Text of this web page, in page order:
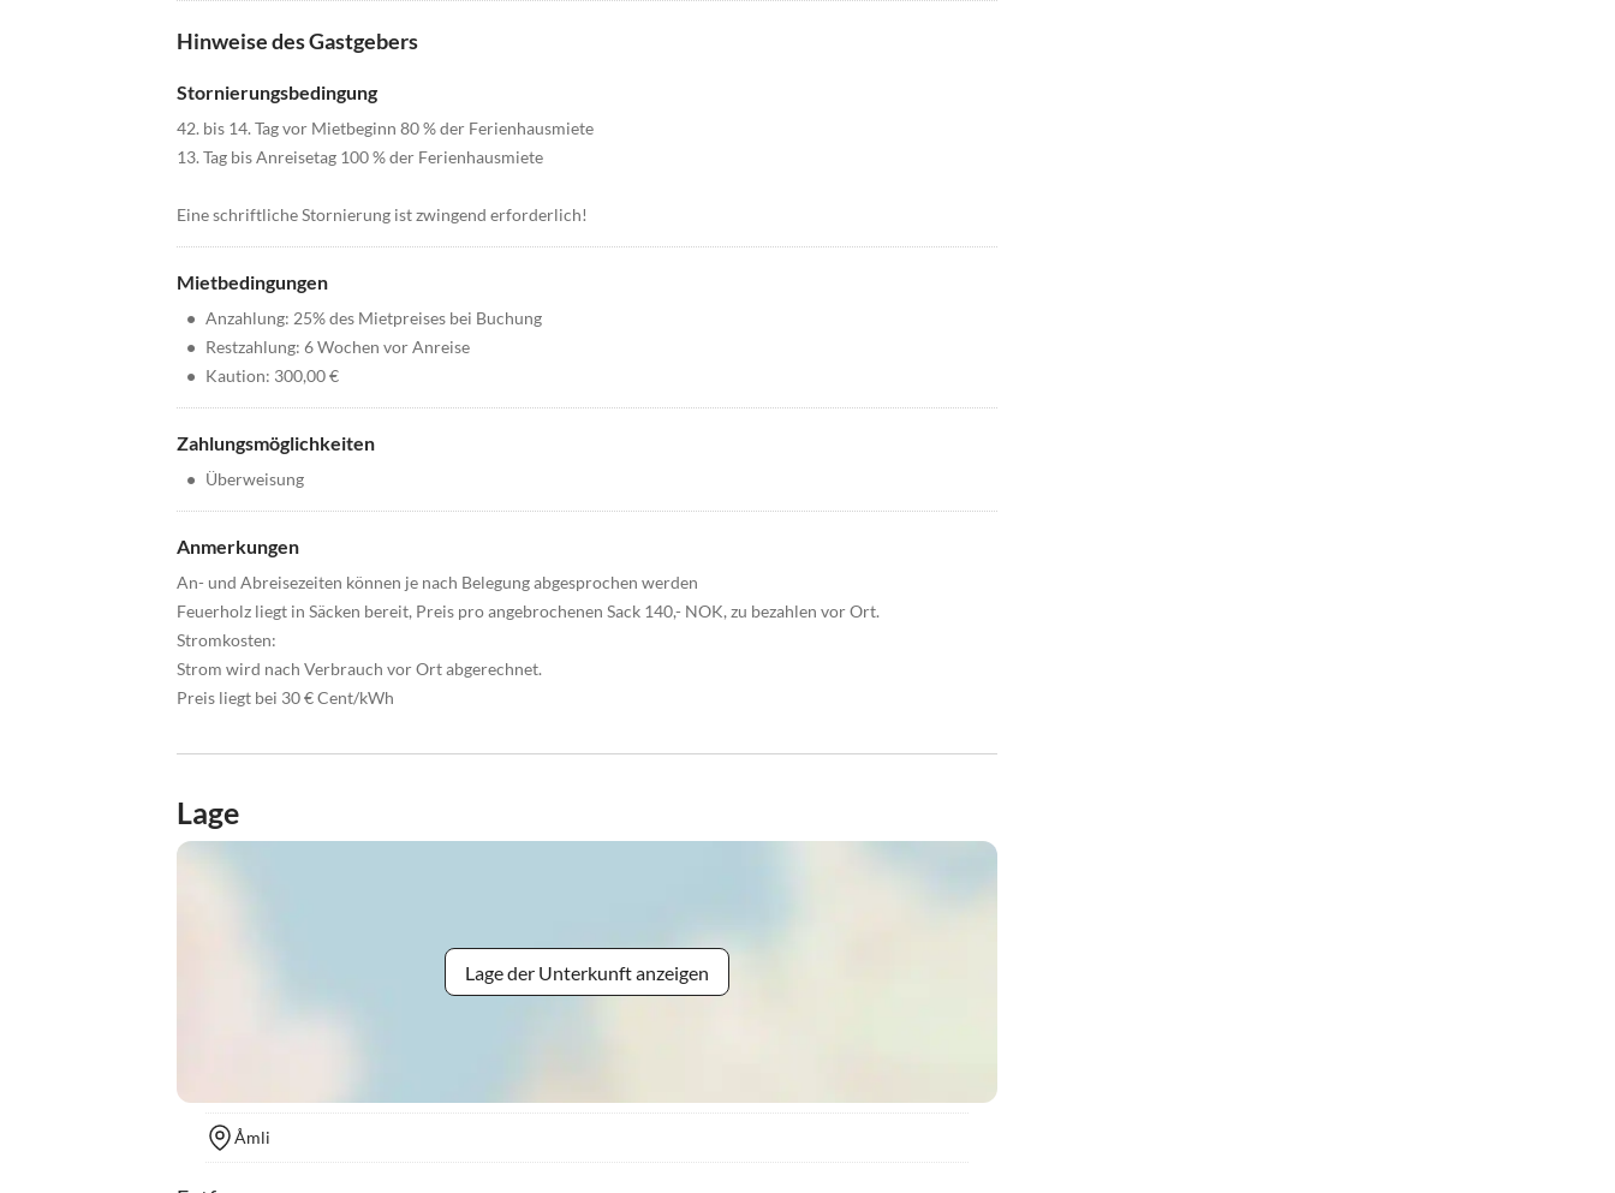
Hinweise des Gastgebers
Stornierungsbedingung
42. bis 14. Tag vor Mietbeginn 80 % der Ferienhausmiete
13. Tag bis Anreisetag 100 % der Ferienhausmiete
Eine schriftliche Stornierung ist zwingend erforderlich!
Mietbedingungen
• Anzahlung: 25% des Mietpreises bei Buchung
• Restzahlung: 6 Wochen vor Anreise
• Kaution: 300,00 €
Zahlungsmöglichkeiten
• Überweisung
Anmerkungen
An- und Abreisezeiten können je nach Belegung abgesprochen werden
Feuerholz liegt in Säcken bereit, Preis pro angebrochenen Sack 140,- NOK, zu bezahlen vor Ort.
Stromkosten:
Strom wird nach Verbrauch vor Ort abgerechnet.
Preis liegt bei 30 € Cent/kWh
Lage
Lage der Unterkunft anzeigen
Åmli